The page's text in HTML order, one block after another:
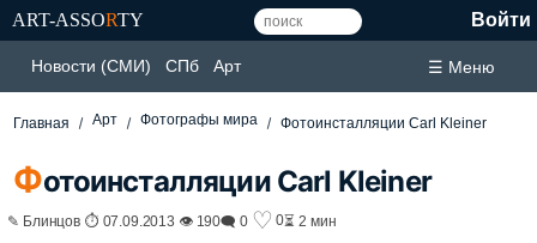
ART-ASSORTY Войти
Новости (СМИ) СПб Арт ☰ Меню
Главная Арт Фотографы мира Фотоинсталляции Carl Kleiner
Фотоинсталляции Carl Kleiner
✎ Блинцов ⏱ 07.09.2013 👁 190🗨 0 ♡ 0⏳ 2 мин